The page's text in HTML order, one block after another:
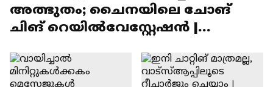
അത്ഭുതം; ചൈനയിലെ ചോങ്
ചിങ് റെയിൽവേസ്റ്റേഷൻ |